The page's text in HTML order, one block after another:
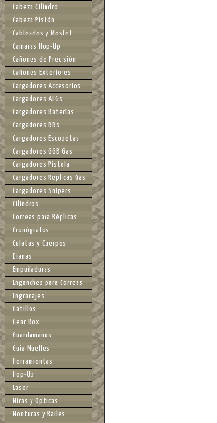
Cabeza Cilindro
Cabeza Pistón
Cableados y Mosfet
Camaras Hop-Up
Cañones de Precisión
Cañones Exteriores
Cargadores Accesorios
Cargadores AEGs
Cargadores Baterías
Cargadores BBs
Cargadores Escopetas
Cargadores GGB Gas
Cargadores Pistola
Cargadores Replicas Gas
Cargadores Snipers
Cilindros
Correas para Réplicas
Cronógrafos
Culatas y Cuerpos
Dianas
Empuñaduras
Enganches para Correas
Engranajes
Gatillos
Gear Box
Guardamanos
Guia Muelles
Herramientas
Hop-Up
Laser
Miras y Opticas
Monturas y Railes